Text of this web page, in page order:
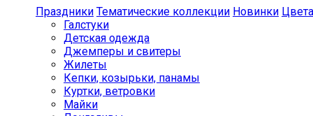
Праздники Тематические коллекции Новинки Цвета
Галстуки
Детская одежда
Джемперы и свитеры
Жилеты
Кепки, козырьки, панамы
Куртки, ветровки
Майки